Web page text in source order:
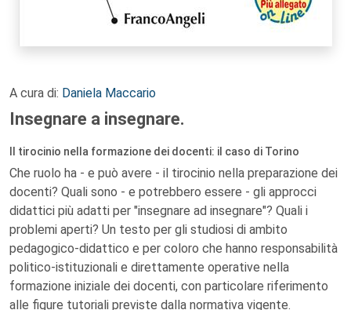
A cura di: Daniela Maccario
Insegnare a insegnare.
Il tirocinio nella formazione dei docenti: il caso di Torino
Che ruolo ha - e può avere - il tirocinio nella preparazione dei
docenti? Quali sono - e potrebbero essere - gli approcci
didattici più adatti per "insegnare ad insegnare"? Quali i
problemi aperti? Un testo per gli studiosi di ambito
pedagogico-didattico e per coloro che hanno responsabilità
politico-istituzionali e direttamente operative nella
formazione iniziale dei docenti, con particolare riferimento
alle figure tutoriali previste dalla normativa vigente.